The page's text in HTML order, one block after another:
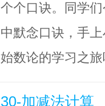
个个口诀。同学
中默念口诀，手
始数论的学习之
30-加减法计算